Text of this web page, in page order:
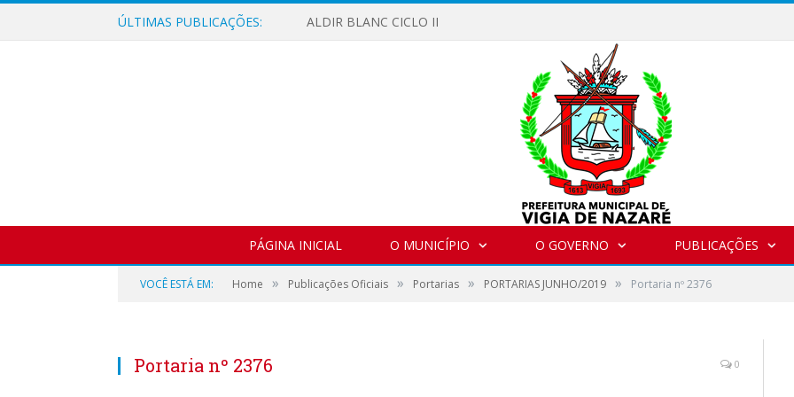
ÚLTIMAS PUBLICAÇÕES: ALDIR BLANC CICLO II
PÁGINA INICIAL O MUNICÍPIO O GOVERNO PUBLICAÇÕES
VOCÊ ESTÁ EM: Home » Publicações Oficiais » Portarias » PORTARIAS JUNHO/2019 » Portaria nº 2376
Portaria nº 2376 0